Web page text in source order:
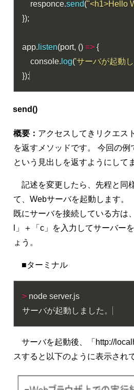
    responce
.send("<h1>Hello
});
app. listen(port, () => {
    console
. log('サーバが起動
});
send()
概要： アクセスしてきリクエス
を返すメソッドです。 今回の例
という見出しを返すようにして
記述を変更したら、先程と同
て、Webサーバを起動します。
既にサーバを接続している方は
l」＋「c」を入力してサーバー
ょう。
■ターミナル
> node server.js
サーバが起動しました。
サーバを起動後、「http://
スすると以下のように表示され